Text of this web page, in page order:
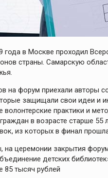
года в Москве проходил
страны. Самарскую
на форум приехали авторы
защищали свои идеи и
волонтерские практики и
в возрасте старше 55
из которых в финал
церемонии закрытия
детских
85 тысяч рублей